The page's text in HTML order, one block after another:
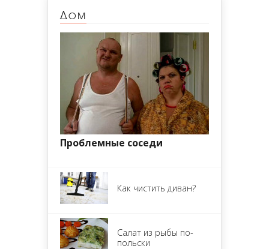
Дом
Проблемные соседи
Как чистить диван?
Салат из рыбы по-
польски